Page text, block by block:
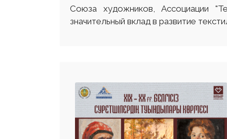
Союза художников, Ассоциации
значительный вклад в развитие